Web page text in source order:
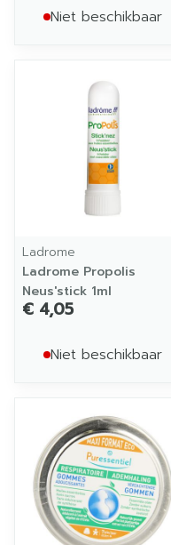
Niet beschikbaar
Ladrome
Ladrome Propolis
Neus'stick 1ml
€ 4,05
Niet beschikbaar